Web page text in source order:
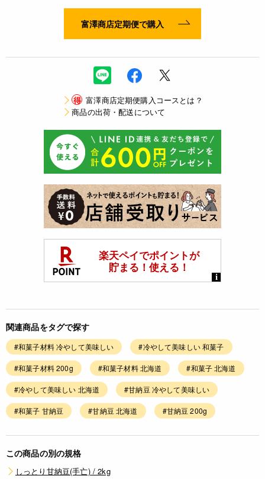
富澤商店定期便で購入
得 富澤商店定期便購入コースとは？
商品の出荷・配送について
関連商品をタグで探す
#和菓子材料 冷やして美味しい #冷やして美味しい 和菓子
#和菓子材料 200g #和菓子材料 北海道 #和菓子 北海道
#冷やして美味しい 北海道 #甘納豆 冷やして美味しい
#和菓子 甘納豆 #甘納豆 北海道 #甘納豆 200g
この商品の別の規格
しっとり甘納豆(手亡) / 2kg